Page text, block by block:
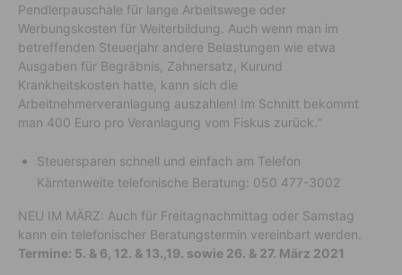
Pendlerpauschale für lange Arbeitswege oder
Werbungskosten für Weiterbildung. Auch wenn man im
betreffenden Steuerjahr andere Belastungen wie etwa
Ausgaben für Begräbnis, Zahnersatz, Kurund
Krankheitskosten hatte, kann sich die
Arbeitnehmerveranlagung auszahlen! Im Schnitt bekommt
man 400 Euro pro Veranlagung vom Fiskus zurück.“
Steuersparen schnell und einfach am Telefon
Kärntenweite telefonische Beratung: 050 477-3002
NEU IM MÄRZ: Auch für Freitagnachmittag oder Samstag
kann ein telefonischer Beratungstermin vereinbart werden.
Termine: 5. & 6, 12. & 13.,19. sowie 26. & 27. März 2021